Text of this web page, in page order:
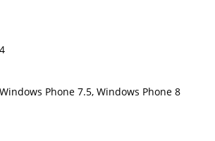
Phone 7.5, Windows Phone 8